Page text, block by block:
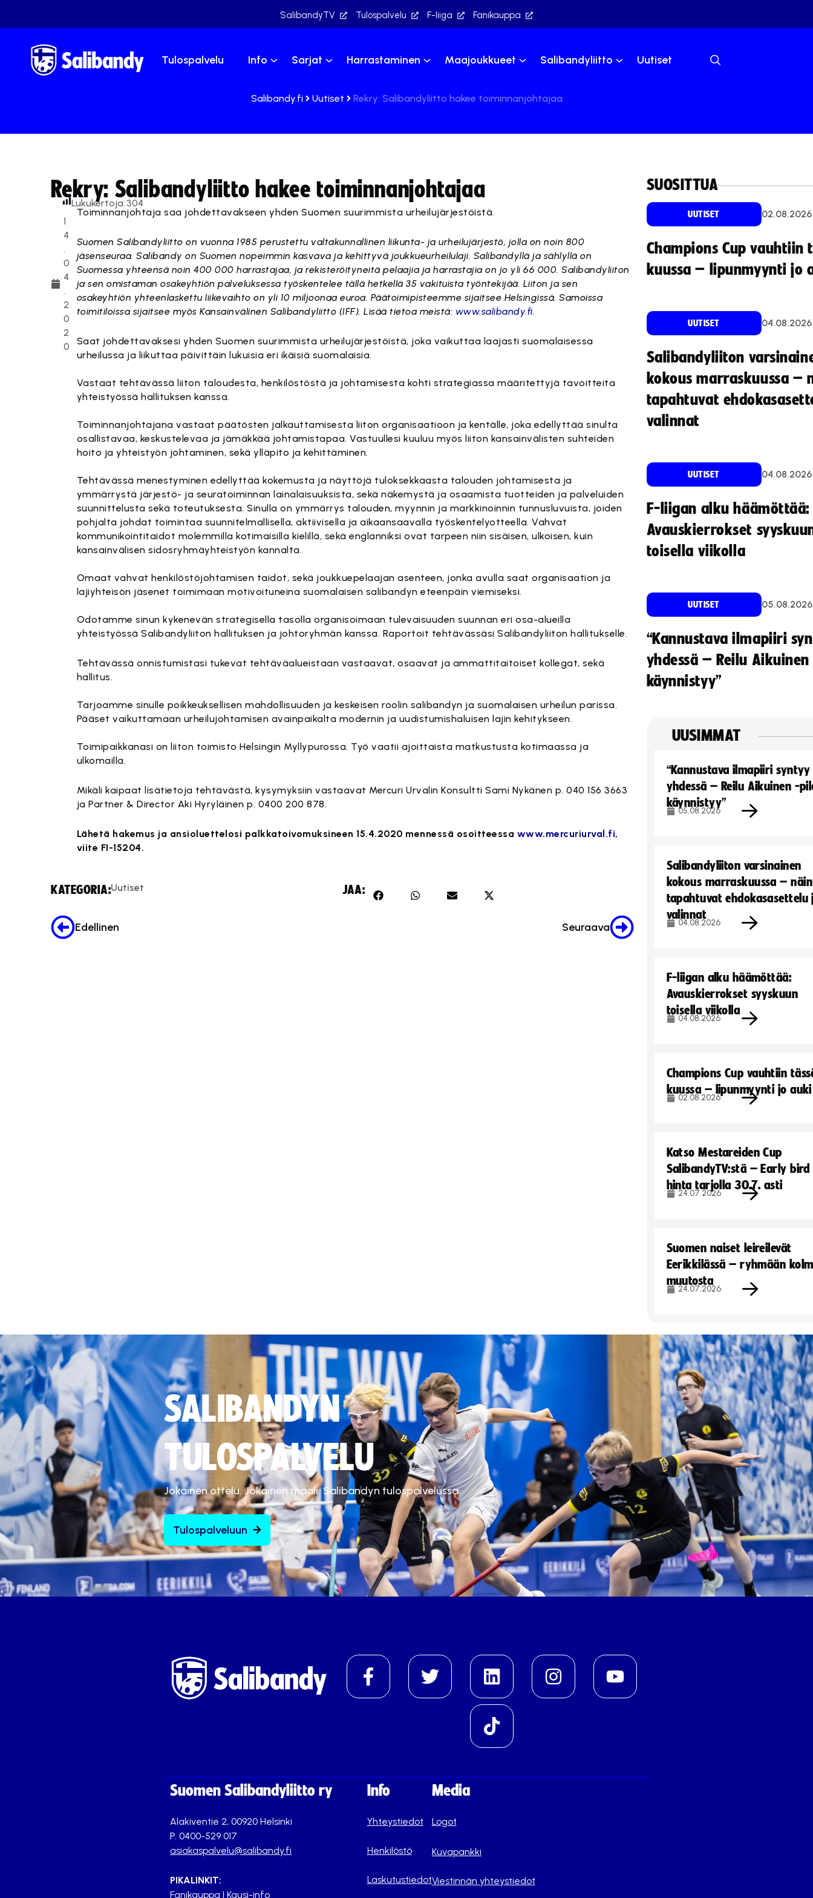
SalibandyTV Tulospalvelu F-liiga Fanikauppa
Tulospalvelu Info Sarjat Harrastaminen Maajoukkueet Salibandyliitto Uutiset
Salibandy.fi Uutiset Rekry: Salibandyliitto hakee toiminnanjohtajaa
Rekry: Salibandyliitto hakee toiminnanjohtajaa
1
4
.
0
4
.
2
0
2
0
Lukukertoja: 304
Toiminnanjohtaja saa johdettavakseen yhden Suomen suurimmista urheilujärjestöistä.
Suomen Salibandyliitto on vuonna 1985 perustettu valtakunnallinen liikunta- ja urheilujärjestö, jolla on noin 800
jäsenseuraa. Salibandy on Suomen nopeimmin kasvava ja kehittyvä joukkueurheilulaji. Salibandyllä ja sählyllä on
Suomessa yhteensä noin 400 000 harrastajaa, ja rekisteröityneitä pelaajia ja harrastajia on jo yli 66 000. Salibandyliiton
ja sen omistaman osakeyhtiön palveluksessa työskentelee tällä hetkellä 35 vakituista työntekijää. Liiton ja sen
osakeyhtiön yhteenlaskettu liikevaihto on yli 10 miljoonaa euroa. Päätoimipisteemme sijaitsee Helsingissä. Samoissa
toimitiloissa sijaitsee myös Kansainvälinen Salibandyliitto (IFF). Lisää tietoa meistä: www.salibandy.fi.
Saat johdettavaksesi yhden Suomen suurimmista urheilujärjestöistä, joka vaikuttaa laajasti suomalaisessa
urheilussa ja liikuttaa päivittäin lukuisia eri ikäisiä suomalaisia.
Vastaat tehtävässä liiton taloudesta, henkilöstöstä ja johtamisesta kohti strategiassa määritettyjä tavoitteita
yhteistyössä hallituksen kanssa.
Toiminnanjohtajana vastaat päätösten jalkauttamisesta liiton organisaatioon ja kentälle, joka edellyttää sinulta
osallistavaa, keskustelevaa ja jämäkkää johtamistapaa. Vastuullesi kuuluu myös liiton kansainvälisten suhteiden
hoito ja yhteistyön johtaminen, sekä ylläpito ja kehittäminen.
Tehtävässä menestyminen edellyttää kokemusta ja näyttöjä tuloksekkaasta talouden johtamisesta ja
ymmärrystä järjestö- ja seuratoiminnan lainalaisuuksista, sekä näkemystä ja osaamista tuotteiden ja palveluiden
suunnittelusta sekä toteutuksesta. Sinulla on ymmärrys talouden, myynnin ja markkinoinnin tunnusluvuista, joiden
pohjalta johdat toimintaa suunnitelmallisella, aktiivisella ja aikaansaavalla työskentelyotteella. Vahvat
kommunikointitaidot molemmilla kotimaisilla kielillä, sekä englanniksi ovat tarpeen niin sisäisen, ulkoisen, kuin
kansainvälisen sidosryhmäyhteistyön kannalta.
Omaat vahvat henkilöstöjohtamisen taidot, sekä joukkuepelaajan asenteen, jonka avulla saat organisaation ja
lajiyhteisön jäsenet toimimaan motivoituneina suomalaisen salibandyn eteenpäin viemiseksi.
Odotamme sinun kykenevän strategisella tasolla organisoimaan tulevaisuuden suunnan eri osa-alueilla
yhteistyössä Salibandyliiton hallituksen ja johtoryhmän kanssa. Raportoit tehtävässäsi Salibandyliiton hallitukselle.
Tehtävässä onnistumistasi tukevat tehtäväalueistaan vastaavat, osaavat ja ammattitaitoiset kollegat, sekä
hallitus.
Tarjoamme sinulle poikkeuksellisen mahdollisuuden ja keskeisen roolin salibandyn ja suomalaisen urheilun parissa.
Pääset vaikuttamaan urheilujohtamisen avainpaikalta modernin ja uudistumishaluisen lajin kehitykseen.
Toimipaikkanasi on liiton toimisto Helsingin Myllypurossa. Työ vaatii ajoittaista matkustusta kotimaassa ja
ulkomailla.
Mikäli kaipaat lisätietoja tehtävästä, kysymyksiin vastaavat Mercuri Urvalin Konsultti Sami Nykänen p. 040 156 3663
ja Partner & Director Aki Hyryläinen p. 0400 200 878.
Lähetä hakemus ja ansioluettelosi palkkatoivomuksineen 15.4.2020 mennessä osoitteessa www.mercuriurval.fi,
viite FI-15204.
KATEGORIA:Uutiset JAA:
Edellinen Seuraava
SUOSITTUA
UUTISET 02.08.2026
Champions Cup vauhtiin
kuussa – lipunmyynti jo
UUTISET 04.08.2026
Salibandyliiton
kokous marraskuussa –
tapahtuvat
valinnat
UUTISET 04.08.2026
F-liigan alku häämöttää:
Avauskierrokset
toisella viikolla
UUTISET 05.08.2026
“Kannustava ilmapiiri
yhdessä – Reilu
käynnistyy”
UUSIMMAT
“Kannustava ilmapiiri syntyy
yhdessä – Reilu Aikuinen -
käynnistyy”
05.08.2026
Salibandyliiton varsinainen
kokous marraskuussa – näin
tapahtuvat ehdokasasettelu
valinnat
04.08.2026
F-liigan alku häämöttää:
Avauskierrokset syyskuun
toisella viikolla
04.08.2026
Champions Cup vauhtiin
kuussa – lipunmyynti jo auki
02.08.2026
Katso Mestareiden Cup
SalibandyTV:stä – Early
hinta tarjolla 30.7. asti
24.07.2026
Suomen naiset leireilevät
Eerikkilässä – ryhmään
muutosta
24.07.2026
SALIBANDYN
TULOSPALVELU
Jokainen ottelu. Jokainen maali. Salibandyn tulospalvelussa.
Tulospalveluun
Suomen Salibandyliitto ry
Alakiventie 2, 00920 Helsinki
P. 0400-529 017
asiakaspalvelu@salibandy.fi
PIKALINKIT:
Fanikauppa | Kausi-info
Info
Yhteystiedot
Henkilöstö
Laskutustiedot
Media
Logot
Kuvapankki
Viestinnän yhteystiedot